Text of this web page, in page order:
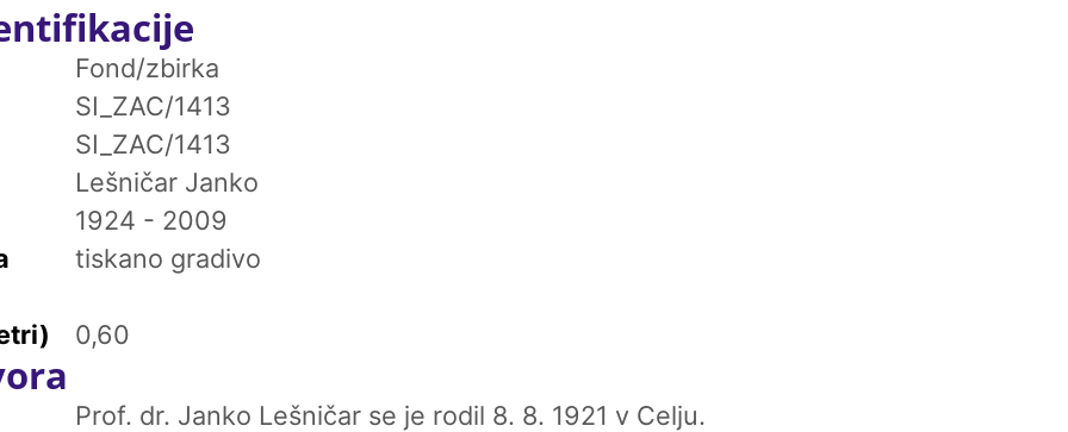
Fond/zbirka
SI_ZAC/1413
SI_ZAC/1413
Lešničar Janko
1924 - 2009
tiskano gradivo
0,60
Prof. dr. Janko Lešničar se je rodil 8. 8. 1921 v Celju.